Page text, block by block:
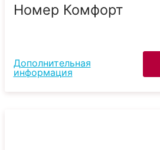
Номер Комфорт
Дополнительная
информация